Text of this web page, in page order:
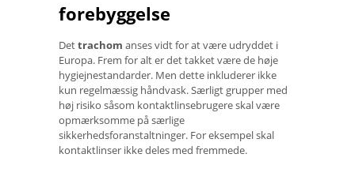
forebyggelse
Dettrachom anses vidt for at være udryddet i
Europa. Frem for alt er det takket være de høje
hygiejnestandarder. Men dette inkluderer ikke
kun regelmæssig håndvask. Særligt grupper med
høj risiko såsom kontaktlinsebrugere skal være
opmærksomme på særlige
sikkerhedsforanstaltninger. For eksempel skal
kontaktlinser ikke deles med fremmede.